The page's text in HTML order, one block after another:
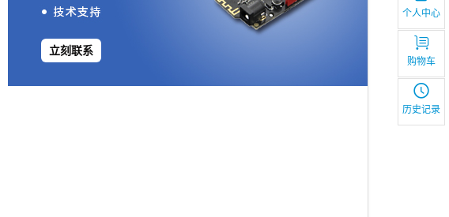
个人中心
购物车
历史记录
立刻联系